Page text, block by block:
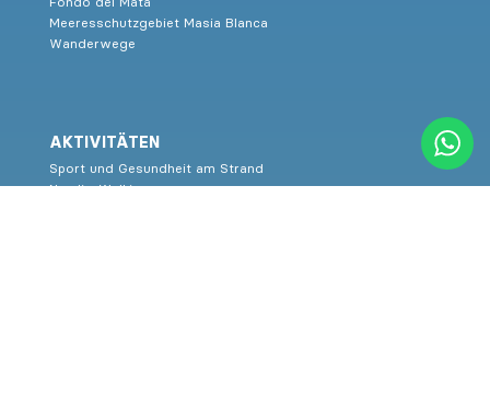
Meeresschutzgebiet Masia Blanca
Wanderwege
AKTIVITÄTEN
Sport und Gesundheit am Strand
Nordic-Walking